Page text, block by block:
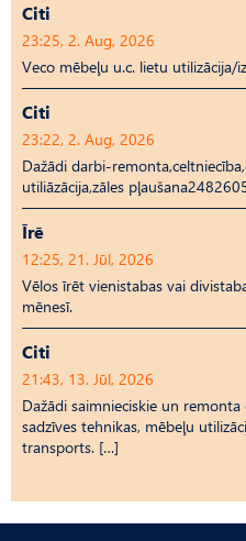
Citi
23:25, 2. Aug, 2026
Veco mēbeļu u.c. lietu utilizācija/
Citi
23:22, 2. Aug, 2026
Dažādi darbi-
utiliāzācija,zāles
Īrē
12:25, 21. Jūl, 2026
Vēlos īrēt vienistabas vai
mēnesī.
Citi
21:43, 13. Jūl, 2026
Dažādi saimnieciskie un
sadzīves tehnikas, mēbeļu
transports. […]